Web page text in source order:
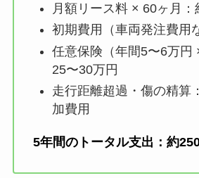
月額リース料 × 60ヶ月：
初期費用（車両発注費用
任意保険（年間5〜6万円
25〜30万円
走行距離超過・傷の精算
加費用
5年間のトータル支出：約